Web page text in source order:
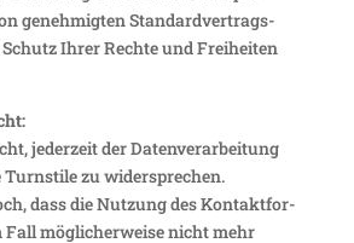
geneh­migten Stan­dard­ver­trags­
Ihrer Rechte und Frei­heiten
jeder­zeit der Daten­ver­ar­bei­tung
zu wider­spre­chen.
dass die Nutzung des Kontakt­for­
Fall mögli­cher­weise nicht mehr